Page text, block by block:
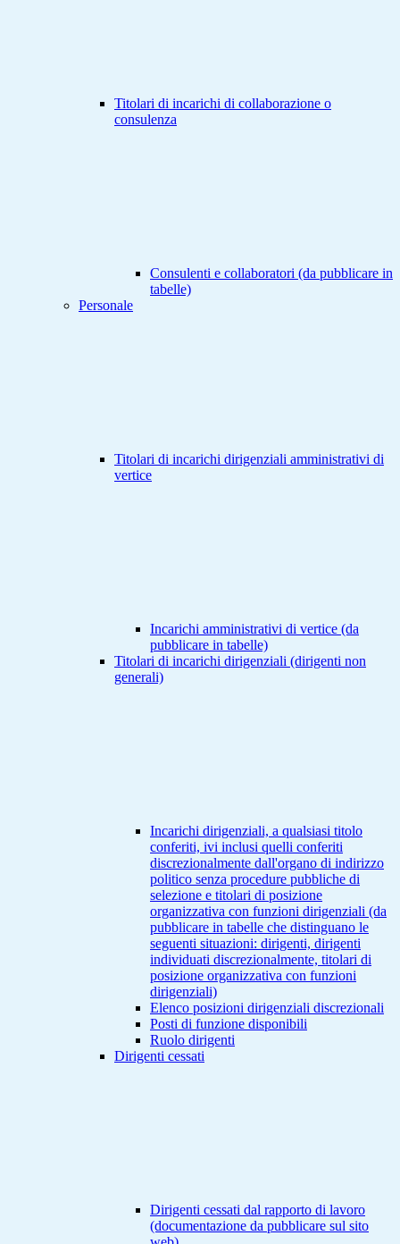
Titolari di incarichi di collaborazione o
consulenza
Consulenti e collaboratori (da pubblicare in
tabelle)
Personale
Titolari di incarichi dirigenziali amministrativi di
vertice
Incarichi amministrativi di vertice (da
pubblicare in tabelle)
Titolari di incarichi dirigenziali (dirigenti non
generali)
Incarichi dirigenziali, a qualsiasi titolo
conferiti, ivi inclusi quelli conferiti
discrezionalmente dall'organo di indirizzo
politico senza procedure pubbliche di
selezione e titolari di posizione
organizzativa con funzioni dirigenziali (da
pubblicare in tabelle che distinguano le
seguenti situazioni: dirigenti, dirigenti
individuati discrezionalmente, titolari di
posizione organizzativa con funzioni
dirigenziali)
Elenco posizioni dirigenziali discrezionali
Posti di funzione disponibili
Ruolo dirigenti
Dirigenti cessati
Dirigenti cessati dal rapporto di lavoro
(documentazione da pubblicare sul sito